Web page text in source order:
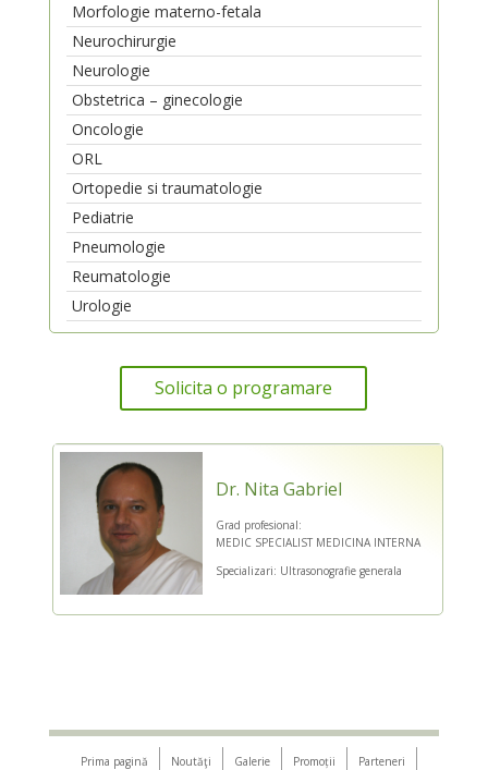
Morfologie materno-fetala
Neurochirurgie
Neurologie
Obstetrica – ginecologie
Oncologie
ORL
Ortopedie si traumatologie
Pediatrie
Pneumologie
Reumatologie
Urologie
Solicita o programare
Dr. Nita Gabriel
Grad profesional:
MEDIC SPECIALIST MEDICINA INTERNA
Specializari: Ultrasonografie generala
Prima pagină Noutăţi Galerie Promoții
Parteneri